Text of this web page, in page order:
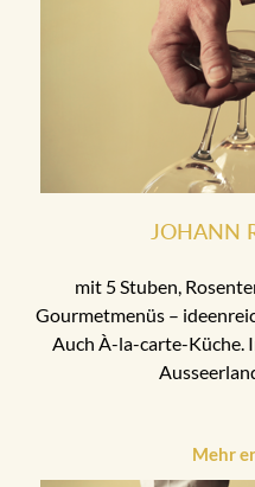
JOHANN
mit 5 Stuben,
Gourmetmenüs –
Auch À-la-carte-Küche.
Mehr